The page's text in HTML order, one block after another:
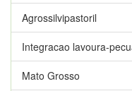
Agrossilvipastoril
Integracao lavoura-
Mato Grosso